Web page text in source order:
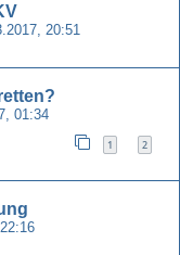
20:51
01:34
1 2